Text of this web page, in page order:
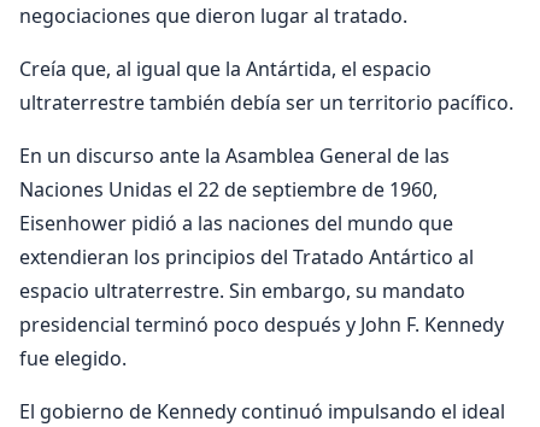
negociaciones que dieron lugar al tratado.
Creía que, al igual que la Antártida, el espacio
ultraterrestre también debía ser un territorio pacífico.
En un discurso ante la Asamblea General de las
Naciones Unidas el 22 de septiembre de 1960,
Eisenhower pidió a las naciones del mundo que
extendieran los principios del Tratado Antártico al
espacio ultraterrestre. Sin embargo, su mandato
presidencial terminó poco después y John F. Kennedy
fue elegido.
El gobierno de Kennedy continuó impulsando el ideal